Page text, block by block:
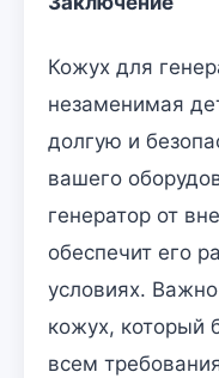
Кожух для
незаменимая
долгую и
вашего
генератор от
обеспечит его
условиях.
кожух, который
всем